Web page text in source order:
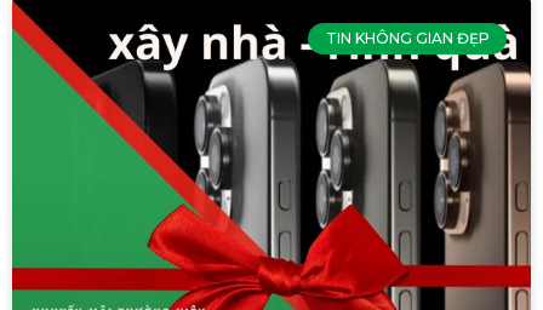
TIN KHÔNG GIAN ĐẸP